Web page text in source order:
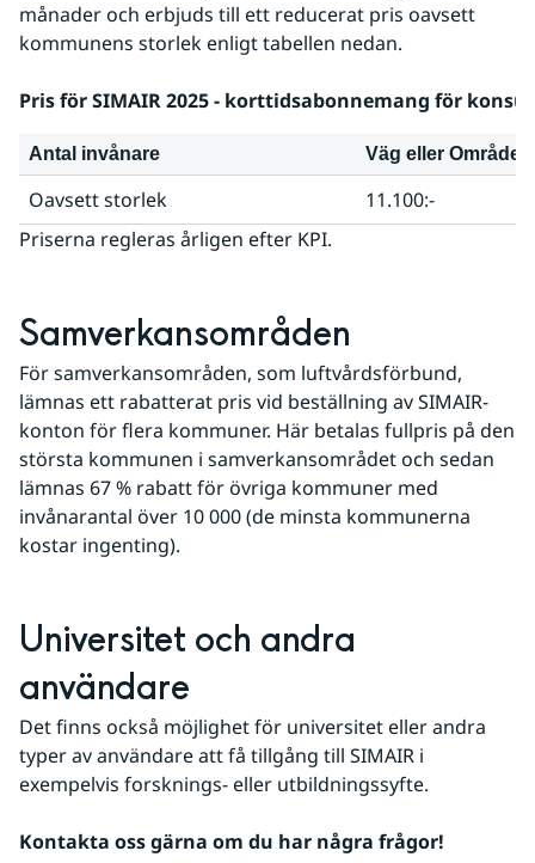
månader och erbjuds till ett reducerat pris oavsett
kommunens storlek enligt tabellen nedan.
Pris för SIMAIR 2025 - korttidsabonnemang för
Antal invånare Väg eller Område
Oavsett storlek
11.100:-
Priserna regleras årligen efter KPI.
Samverkansområden
För samverkansområden, som luftvårdsförbund,
lämnas ett rabatterat pris vid beställning av SIMAIR-
konton för flera kommuner. Här betalas fullpris på den
största kommunen i samverkansområdet och sedan
lämnas 67 % rabatt för övriga kommuner med
invånarantal över 10 000 (de minsta kommunerna
kostar ingenting).
Universitet och andra
användare
Det finns också möjlighet för universitet eller andra
typer av användare att få tillgång till SIMAIR i
exempelvis forsknings- eller utbildningssyfte.
Kontakta oss gärna om du har några frågor!